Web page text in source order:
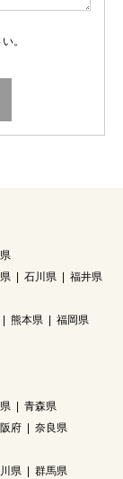
。
石川県
福井県
熊本県
福岡県
青森県
府
奈良県
県
群馬県